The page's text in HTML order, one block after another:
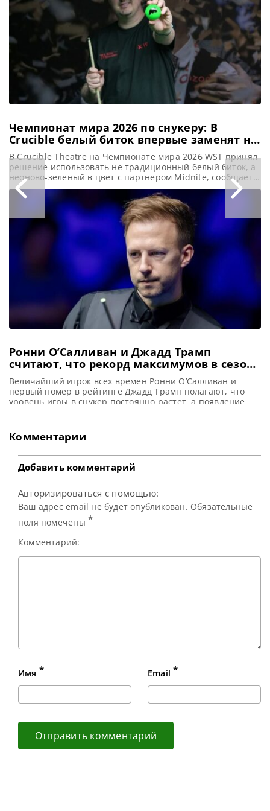
посещения
аттракциона.
Спортсмен,
занимающий 74-е
место в мировом
рейтинге,
продемонстрировал
многообещающие
Чемпионат мира 2026 по снукеру: В
Crucible белый биток впервые заменят на
неоново-зеленый
В Crucible Theatre на Чемпионате мира 2026 WST принял
решение использовать не традиционный белый биток, а
неоново-зеленый в цвет с партнером Midnite, сообщает
WST На Чемпионате мира по снукеру 2026, который
пройдет в Crucible, произойдет значительное
изменение: традиционный белый биток будет заменен на
неоново-зеленый. Это нововведение является частью
партнерства с Midnite, британским партнером турнира
Ронни О’Салливан и Джадд Трамп
считают, что рекорд максимумов в сезоне
скоро будет побит
Величайший игрок всех времен Ронни О’Салливан и
первый номер в рейтинге Джадд Трамп полагают, что
уровень игры в снукер постоянно растет, а появление
максимальных брейков в 147 очков в одном сезоне,
сообщает metrouk Во вторник фанаты снукера увидели
12-й и 13-й максимальные брейки
Комментарии
Добавить комментарий
Авторизироваться с помощью:
Ваш адрес email не будет опубликован. Обязательные
поля помечены *
Комментарий:
Имя * Email *